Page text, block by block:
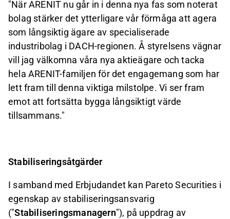
"När ARENIT nu går in i denna nya fas som noterat
bolag stärker det ytterligare vår förmåga att agera
som långsiktig ägare av specialiserade
industribolag i DACH-regionen. Å styrelsens vägnar
vill jag välkomna våra nya aktieägare och tacka
hela ARENIT-familjen för det engagemang som har
lett fram till denna viktiga milstolpe. Vi ser fram
emot att fortsätta bygga långsiktigt värde
tillsammans."
Stabiliseringsåtgärder
I samband med Erbjudandet kan Pareto Securities i
egenskap av stabiliseringsansvarig
("Stabiliseringsmanagern"), på uppdrag av